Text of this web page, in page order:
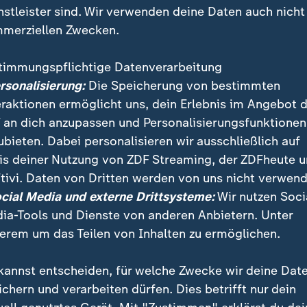
bei der Gasleitung North Stream 2 - das war
Russlands Premier Medwedew. Doch das letzte
sind. Wir verwenden deine Daten auch nicht
Zwecken.
Datenverarbeitung
Die Speicherung von bestimmten
ermöglicht uns, dein Erlebnis im Angebot
an dich anzupassen und Personalisierungsfunktionen
Dabei personalisieren wir ausschließlich auf
deiner Nutzung von ZDF Streaming, der ZDFheute
Daten von Dritten werden von uns nicht
Media und externe Drittsysteme:Wir nutzen
Tools und Dienste von anderen Anbietern. Unter
um das Teilen von Inhalten zu ermöglichen.
entscheiden, für welche Zwecke wir deine
und verarbeiten dürfen. Dies betrifft nur dein